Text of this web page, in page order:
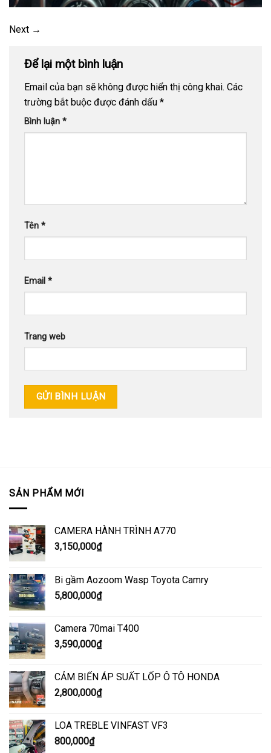
Next →
Để lại một bình luận
Email của bạn sẽ không được hiển thị công khai. Các
trường bắt buộc được đánh dấu *
Bình luận *
Tên *
Email *
Trang web
SẢN PHẨM MỚI
CAMERA HÀNH TRÌNH A770
3,150,000₫
Bi gầm Aozoom Wasp Toyota Camry
5,800,000₫
Camera 70mai T400
3,590,000₫
CẢM BIẾN ÁP SUẤT LỐP Ô TÔ HONDA
2,800,000₫
LOA TREBLE VINFAST VF3
800,000₫